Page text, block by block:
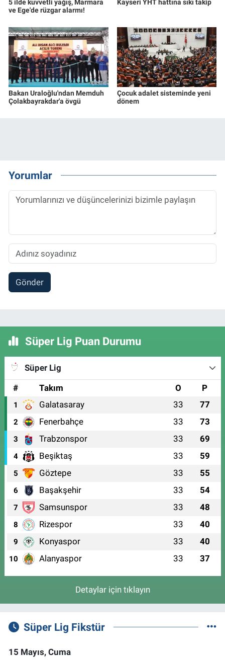
5 ilde kuvvetli yağış, Marmara
ve Ege'de rüzgar alarmı!
Kayseri YHT hattına sıkı takip
Bakan Uraloğlu'ndan Memduh
Çolakbayrakdar'a övgü
Çocuk adalet sisteminde yeni
dönem
Yorumlar
Gönder
Süper Lig Puan Durumu
Süper Lig
#
Takım O P
1 Galatasaray 33 77
2 Fenerbahçe 33 73
3 Trabzonspor 33 69
4 Beşiktaş 33 59
5 Göztepe 33 55
6 Başakşehir 33 54
7 Samsunspor 33 48
8 Rizespor 33 40
9 Konyaspor 33 40
10 Alanyaspor 33 37
Detaylar için tıklayın
Süper Lig Fikstür
15 Mayıs, Cuma